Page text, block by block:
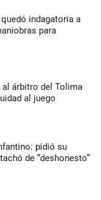
indagatoria a
para
árbitro del Tolima
al juego
pidió su
de “deshonesto”